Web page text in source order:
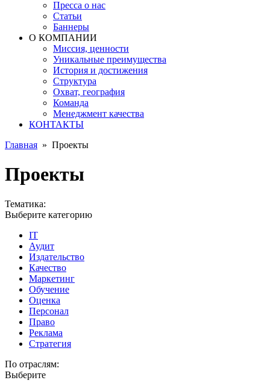
Пресса о нас
Статьи
Баннеры
О КОМПАНИИ
Миссия, ценности
Уникальные преимущества
История и достижения
Структура
Охват, география
Команда
Менеджмент качества
КОНТАКТЫ
Главная » Проекты
Проекты
Тематика:
Выберите категорию
IT
Аудит
Издательство
Качество
Маркетинг
Обучение
Оценка
Персонал
Право
Реклама
Стратегия
По отраслям:
Выберите